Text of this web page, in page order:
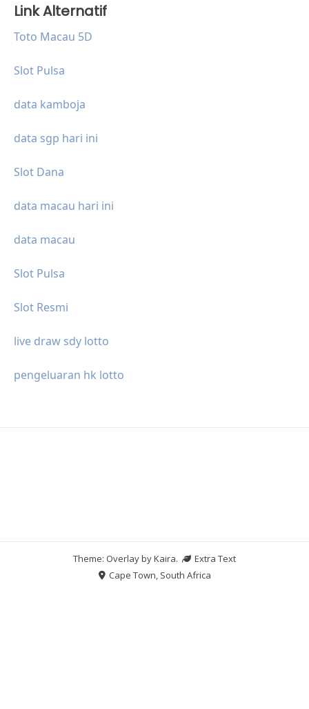
Link Alternatif
Toto Macau 5D
Slot Pulsa
data kamboja
data sgp hari ini
Slot Dana
data macau hari ini
data macau
Slot Pulsa
Slot Resmi
live draw sdy lotto
pengeluaran hk lotto
Theme: Overlay byKaira.
Extra Text
Cape Town, South Africa